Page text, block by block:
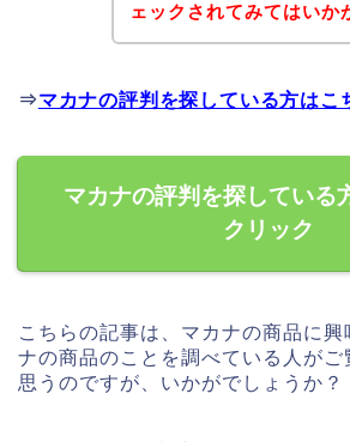
ェックされてみてはいか
⇒マカナの評判を探している方はこ
マカナの評判を探している
クリック
こちらの記事は、マカナの商品に興
ナの商品のことを調べている人がご
思うのですが、いかがでしょうか？